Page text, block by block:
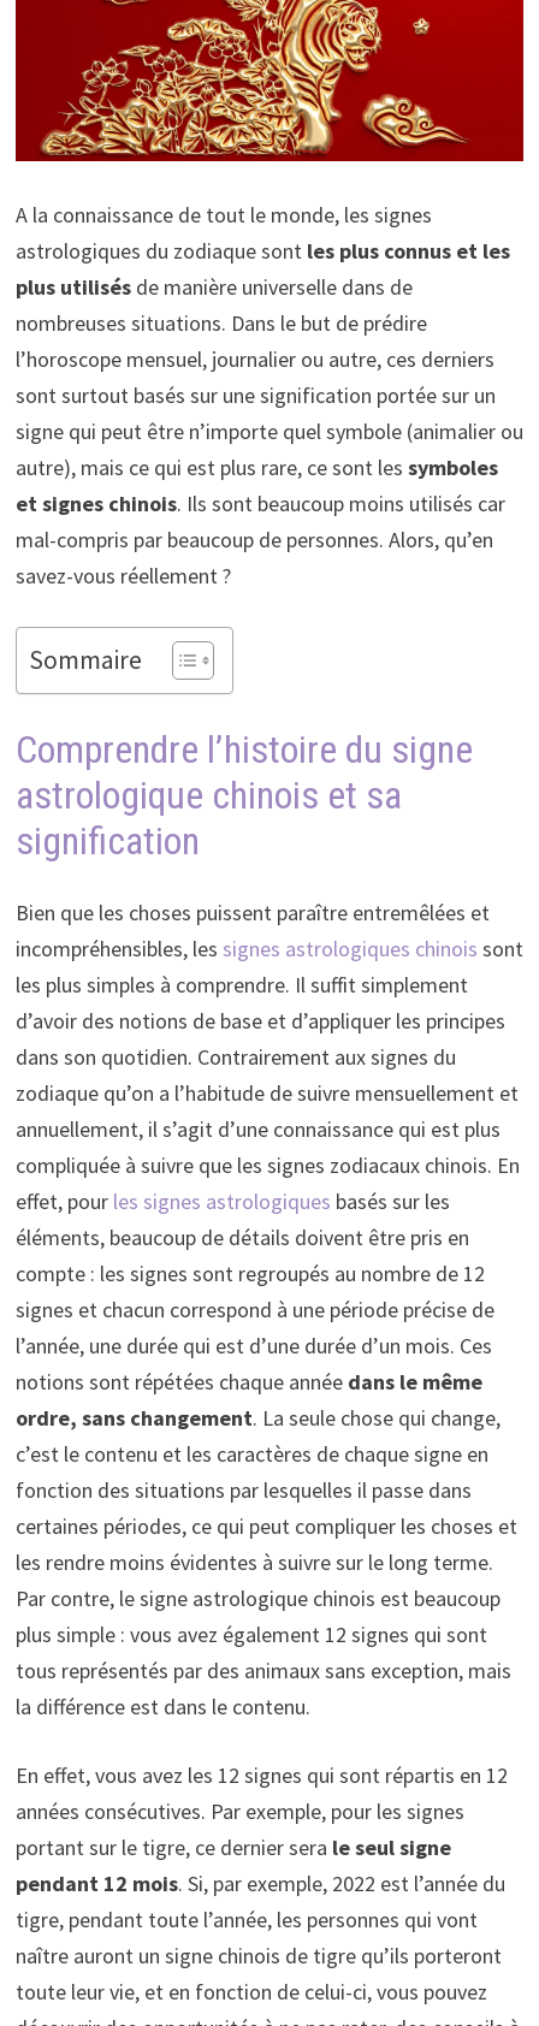
A la connaissance de tout le monde, les signes
astrologiques du zodiaque sont les plus connus et les
plus utilisésde manière universelle dans de
nombreuses situations. Dans le but de prédire
l’horoscope mensuel, journalier ou autre, ces derniers
sont surtout basés sur une signification portée sur un
signe qui peut être n’importe quel symbole (animalier ou
autre), mais ce qui est plus rare, ce sont les symboles
et signes chinois. Ils sont beaucoup moins utilisés car
mal-compris par beaucoup de personnes. Alors, qu’en
savez-vous réellement ?
Sommaire
Comprendre l’histoire du signe
astrologique chinois et sa
signification
Bien que les choses puissent paraître entremêlées et
incompréhensibles, les signes astrologiques chinois sont
les plus simples à comprendre. Il suffit simplement
d’avoir des notions de base et d’appliquer les principes
dans son quotidien. Contrairement aux signes du
zodiaque qu’on a l’habitude de suivre mensuellement et
annuellement, il s’agit d’une connaissance qui est plus
compliquée à suivre que les signes zodiacaux chinois. En
effet, pourles signes astrologiques basés sur les
éléments, beaucoup de détails doivent être pris en
compte : les signes sont regroupés au nombre de 12
signes et chacun correspond à une période précise de
l’année, une durée qui est d’une durée d’un mois. Ces
notions sont répétées chaque année dans le même
ordre, sans changement. La seule chose qui change,
c’est le contenu et les caractères de chaque signe en
fonction des situations par lesquelles il passe dans
certaines périodes, ce qui peut compliquer les choses et
les rendre moins évidentes à suivre sur le long terme.
Par contre, le signe astrologique chinois est beaucoup
plus simple : vous avez également 12 signes qui sont
tous représentés par des animaux sans exception, mais
la différence est dans le contenu.
En effet, vous avez les 12 signes qui sont répartis en 12
années consécutives. Par exemple, pour les signes
portant sur le tigre, ce dernier sera le seul signe
pendant 12 mois. Si, par exemple, 2022 est l’année du
tigre, pendant toute l’année, les personnes qui vont
naître auront un signe chinois de tigre qu’ils porteront
toute leur vie, et en fonction de celui-ci, vous pouvez